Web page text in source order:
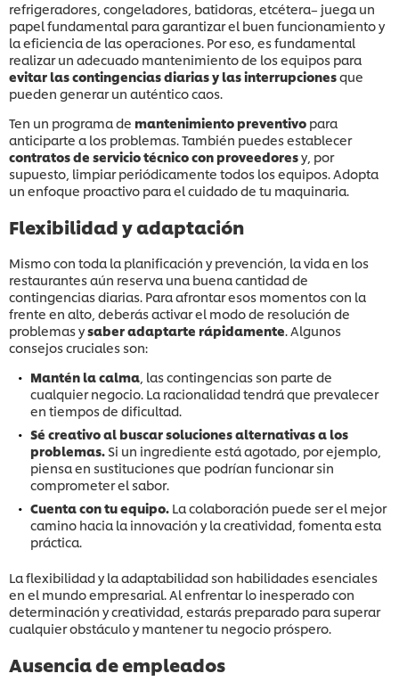
refrigeradores, congeladores, batidoras, etcétera– juega un
papel fundamental para garantizar el buen funcionamiento y
la eficiencia de las operaciones. Por eso, es fundamental
realizar un adecuado mantenimiento de los equipos para
evitar las contingencias diarias y las interrupcionesque
pueden generar un auténtico caos.
Ten un programa de mantenimiento preventivo para
anticiparte a los problemas. También puedes establecer
contratos de servicio técnico con proveedoresy, por
supuesto, limpiar periódicamente todos los equipos. Adopta
un enfoque proactivo para el cuidado de tu maquinaria.
Flexibilidad y adaptación
Mismo con toda la planificación y prevención, la vida en los
restaurantes aún reserva una buena cantidad de
contingencias diarias. Para afrontar esos momentos con la
frente en alto, deberás activar el modo de resolución de
problemas ysaber adaptarte rápidamente . Algunos
consejos cruciales son:
Mantén la calma , las contingencias son parte de
cualquier negocio. La racionalidad tendrá que prevalecer
en tiempos de dificultad.
Sé creativo al buscar soluciones alternativas a los
problemas. Si un ingrediente está agotado, por ejemplo,
piensa en sustituciones que podrían funcionar sin
comprometer el sabor.
Cuenta con tu equipo. La colaboración puede ser el mejor
camino hacia la innovación y la creatividad, fomenta esta
práctica.
La flexibilidad y la adaptabilidad son habilidades esenciales
en el mundo empresarial. Al enfrentar lo inesperado con
determinación y creatividad, estarás preparado para superar
cualquier obstáculo y mantener tu negocio próspero.
Ausencia de empleados